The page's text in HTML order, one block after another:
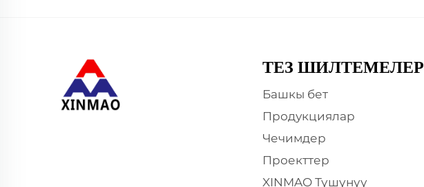
ТЕЗ ШИЛТЕМЕЛЕР
Башкы бет
Продукциялар
Чечимдер
Проекттер
XINMAO Түшүнүү